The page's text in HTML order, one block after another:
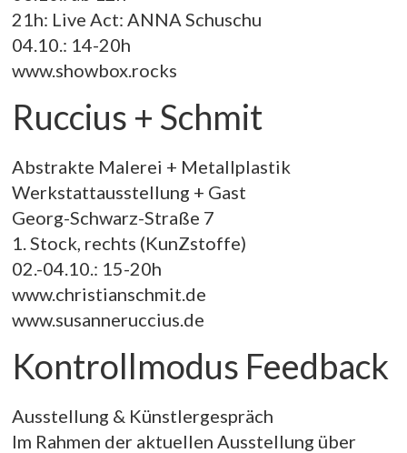
21h: Live Act: ANNA Schuschu
04.10.: 14-20h
www.showbox.rocks
Ruccius + Schmit
Abstrakte Malerei + Metallplastik
Werkstattausstellung + Gast
Georg-Schwarz-Straße 7
1. Stock, rechts (KunZstoffe)
02.-04.10.: 15-20h
www.christianschmit.de
www.susanneruccius.de
Kontrollmodus Feedback
Ausstellung & Künstlergespräch
Im Rahmen der aktuellen Ausstellung über